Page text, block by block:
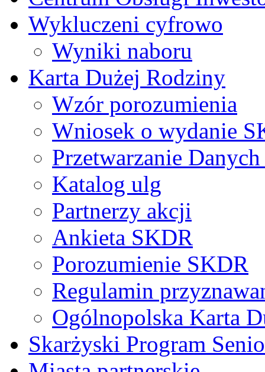
Wykluczeni cyfrowo
Wyniki naboru
Karta Dużej Rodziny
Wzór porozumienia
Wniosek o wydanie
Przetwarzanie
Katalog ulg
Partnerzy akcji
Ankieta SKDR
Porozumienie SKDR
Regulamin
Ogólnopolska Karta
Skarżyski Program